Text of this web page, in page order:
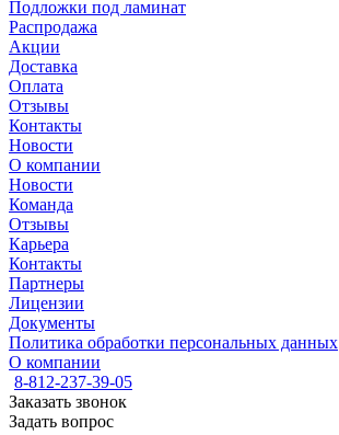
Подложки под ламинат
Распродажа
Акции
Доставка
Оплата
Отзывы
Контакты
Новости
О компании
Новости
Команда
Отзывы
Карьера
Контакты
Партнеры
Лицензии
Документы
Политика обработки персональных данных
О компании
8-812-237-39-05
Заказать звонок
Задать вопрос